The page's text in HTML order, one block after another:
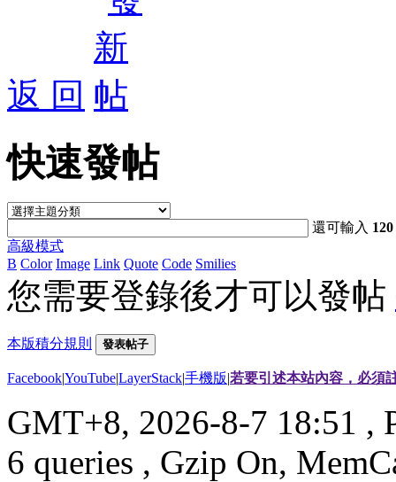
返 回
快速發帖
還可輸入 120
高級模式
B Color Image Link Quote Code Smilies
您需要登錄後才可以發帖
本版積分規則 發表帖子
Facebook|YouTube|LayerStack|手機版|若要引述本站內容，必須
GMT+8, 2026-8-7 18:51 ,
6 queries , Gzip On,